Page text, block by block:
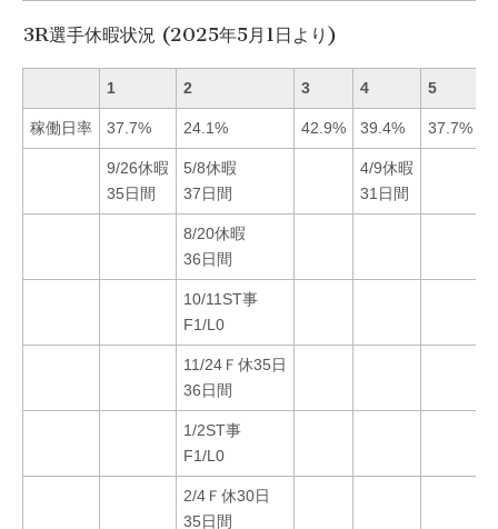
3R選手休暇状況 (2025年5月1日より)
1 2 3 4 5
稼働日率 37.7% 24.1% 42.9% 39.4% 37.7%
9/26休暇
35日間
5/8休暇
37日間
4/9休暇
31日間
8/20休暇
36日間
10/11ST事
F1/L0
11/24Ｆ休35日
36日間
1/2ST事
F1/L0
2/4Ｆ休30日
35日間